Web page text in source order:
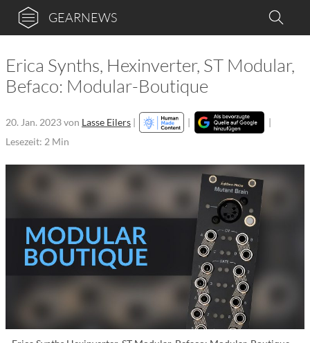
GEARNEWS
Erica Synths, Hexinverter, ST Modular,
Befaco: Modular-Boutique
20. Jan. 2023von Lasse Eilers | |
|
Lesezeit: 2 Min